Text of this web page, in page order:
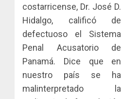
costarricense, Dr. José D.
Hidalgo, calificó de
defectuoso el Sistema
Penal Acusatorio de
Panamá. Dice que en
nuestro país se ha
malinterpretado la